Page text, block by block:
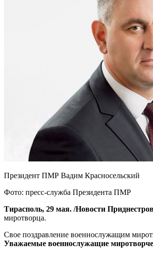
Президент ПМР Вадим Красносельский
Фото: пресс-служба Президента ПМР
Тирасполь, 29 мая. /Новости
миротворца.
Свое поздравление военнослужащим
Уважаемые военнослужащие